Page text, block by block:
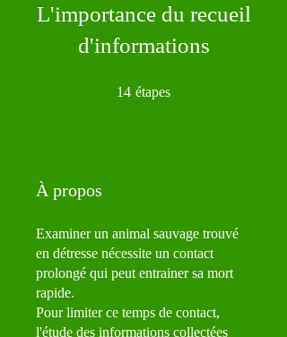
L'importance du recueil
d'informations
14 étapes
À propos
Examiner un animal sauvage trouvé
en détresse nécessite un contact
prolongé qui peut entrainer sa mort
rapide.
Pour limiter ce temps de contact,
l'étude des informations collectées